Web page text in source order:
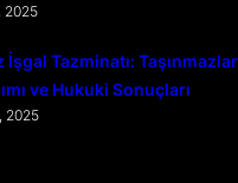
2025
İşgal Tazminatı:
ve Hukuki Sonuçları
2025